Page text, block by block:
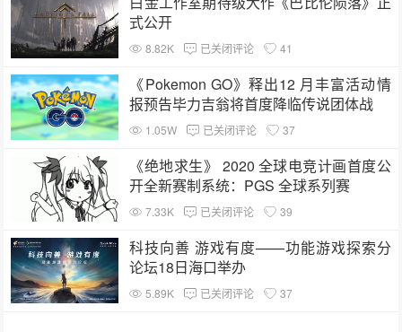
式公开
8.82K 已关闭评论 41
《Pokemon GO》释出12 月丰富活动情
报预告毕力吉翁将首度降临传说团体战
1.05W 已关闭评论 37
《绝地求生》 2020 全球电竞计画首度公
开全新赛制系统：PGS 全球系列赛
7.33K 已关闭评论 39
科技向善 游戏有度——功能游戏探索分
论坛18日海口举办
5.89K 已关闭评论 37